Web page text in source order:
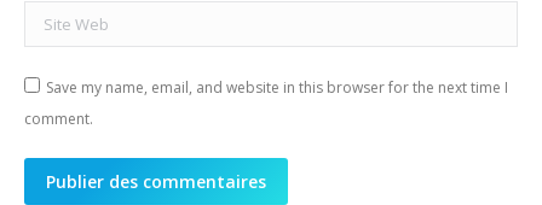
Site Web
Save my name, email, and website in this browser for the next time I
comment.
Publier des commentaires